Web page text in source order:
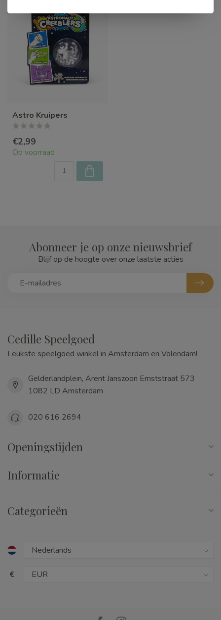
Astro Kruipers
€2,99
Op voorraad
Abonneer je op onze nieuwsbrief
Blijf op de hoogte over onze laatste acties
Cedille Speelgoed
Leukste speelgoed winkel in Amsterdam en Volendam!
Gelderlandplein, Arent Janszoon Ernststraat 573
1082 LD Amsterdam
020 616 2694
Openingstijden
Informatie
Categorieën
€